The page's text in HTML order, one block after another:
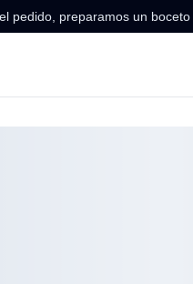
pedido, preparamos un